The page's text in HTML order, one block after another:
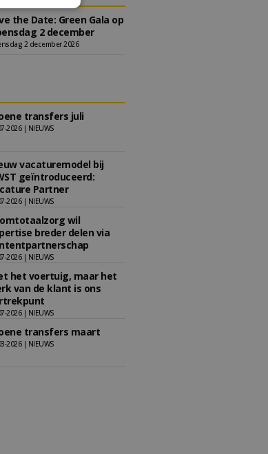
the Date: Green Gala op
2 december
2 december 2026
transfers juli
2026 | NIEUWS
vacaturemodel bij
geïntroduceerd:
Partner
2026 | NIEUWS
wil
breder delen via
2026 | NIEUWS
het voertuig, maar het
van de klant is ons
2026 | NIEUWS
transfers maart
2026 | NIEUWS